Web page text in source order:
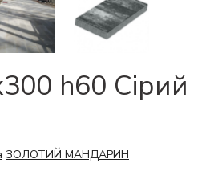
h60 Сірий
ЗОЛОТИЙ МАНДАРИН